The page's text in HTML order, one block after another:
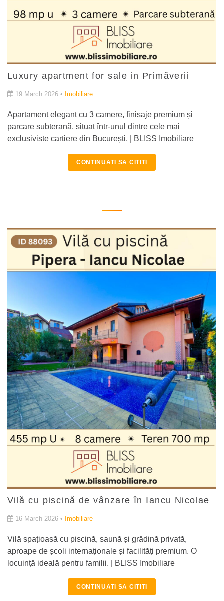
Luxury apartment for sale in Primăverii
19 March 2026 • Imobiliare
Apartament elegant cu 3 camere, finisaje premium și
parcare subterană, situat într-unul dintre cele mai
exclusiviste cartiere din București. | BLISS Imobiliare
CONTINUATI SA CITITI
Vilă cu piscină de vânzare în Iancu Nicolae
16 March 2026 • Imobiliare
Vilă spațioasă cu piscină, saună și grădină privată,
aproape de școli internaționale și facilități premium. O
locuință ideală pentru familii. | BLISS Imobiliare
CONTINUATI SA CITITI